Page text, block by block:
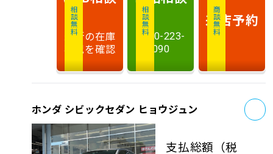
相談無料
最新の在庫
状況を確認
相談無料
0120-223-
090
商談無料
来店予約
ホンダ シビックセダン ヒョウジュン
支払総額 （税